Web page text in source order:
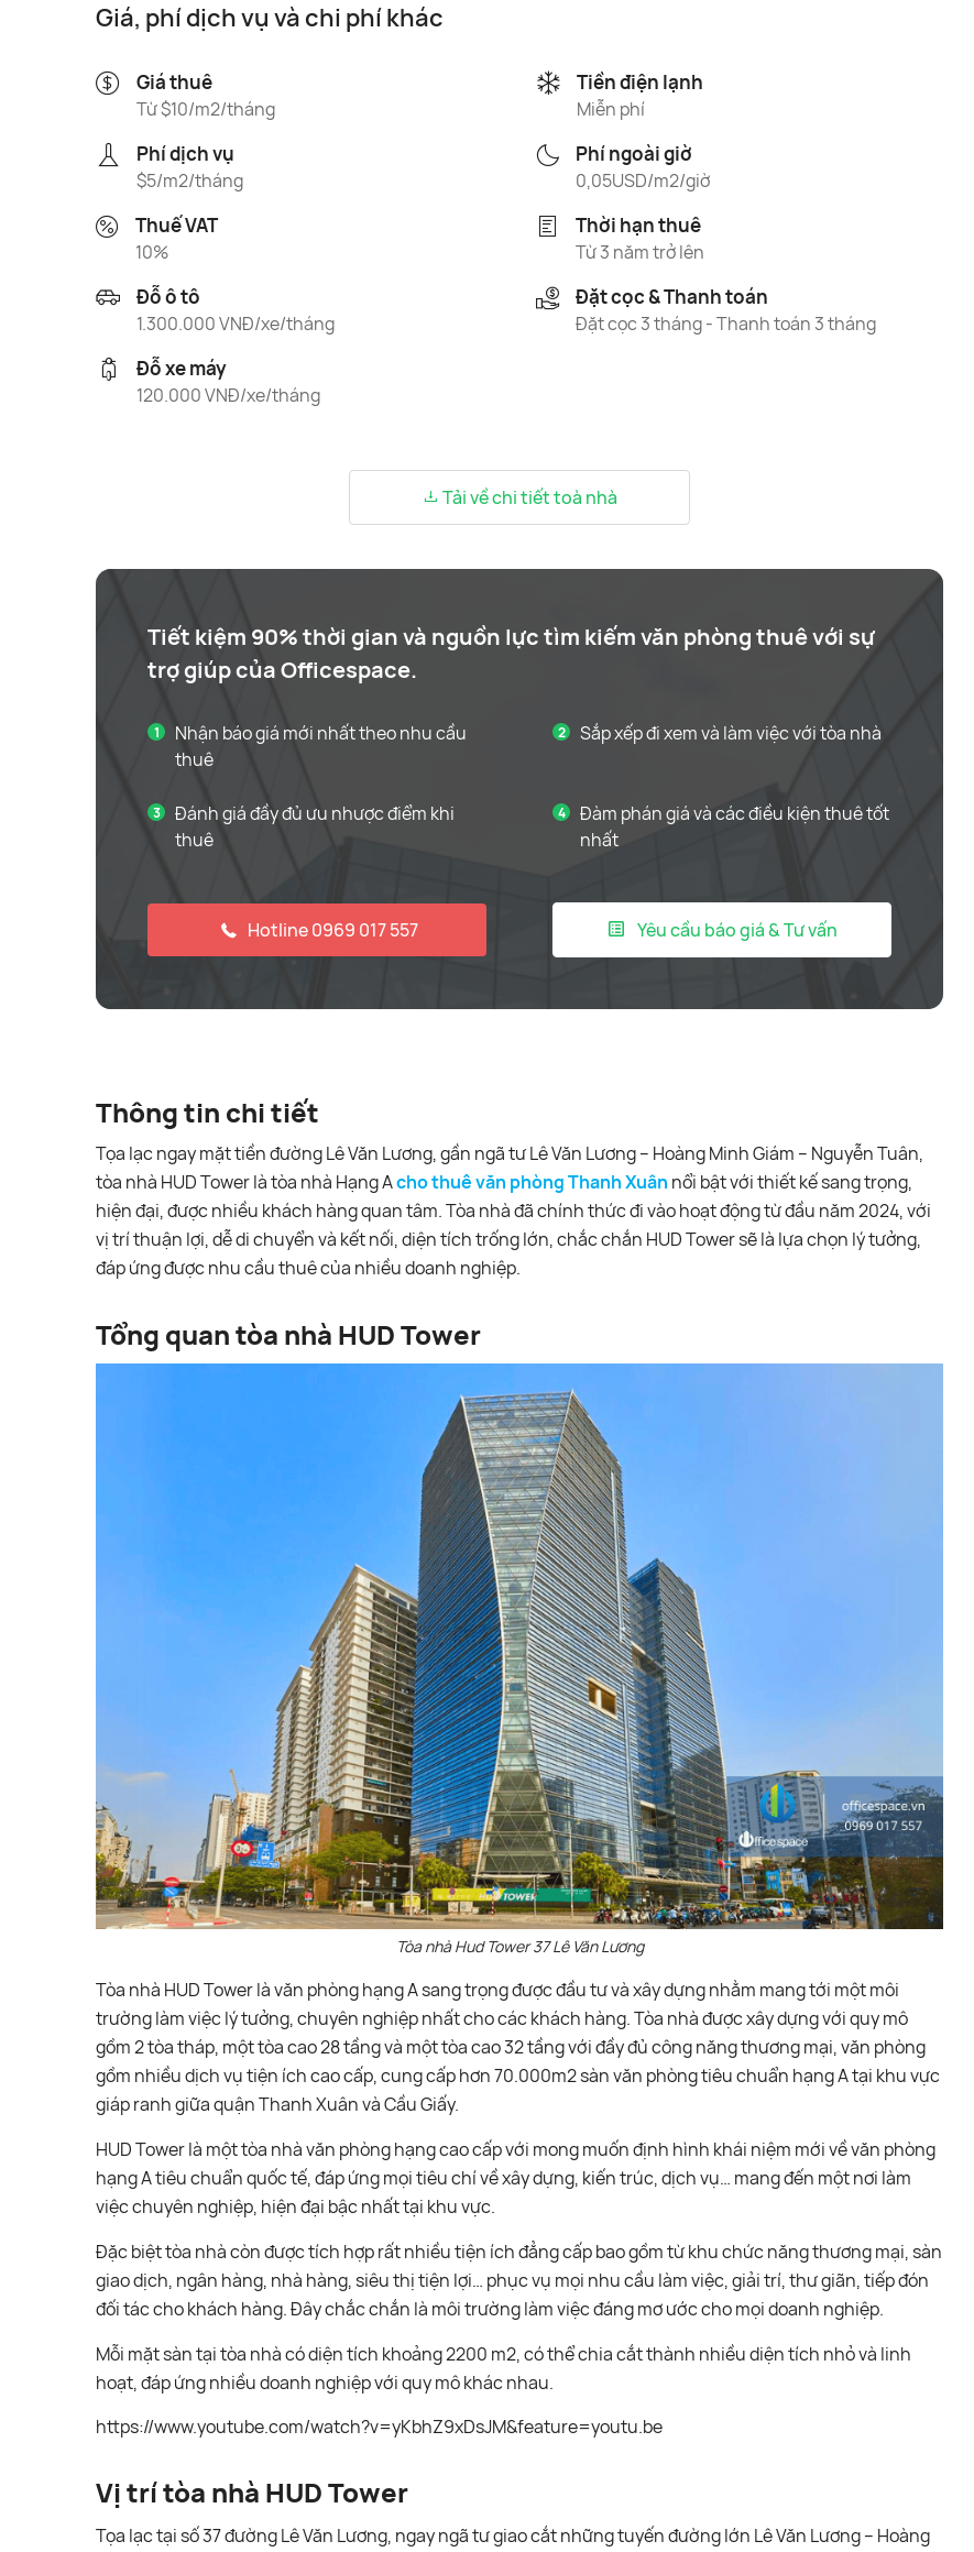
Giá, phí dịch vụ và chi phí khác
Giá thuê
Từ $10/m2/tháng
Tiền điện lạnh
Miễn phí
Phí dịch vụ
$5/m2/tháng
Phí ngoài giờ
0,05USD/m2/giờ
Thuế VAT
10%
Thời hạn thuê
Từ 3 năm trở lên
Đỗ ô tô
1.300.000 VNĐ/xe/tháng
Đặt cọc & Thanh toán
Đặt cọc 3 tháng - Thanh toán 3 tháng
Đỗ xe máy
120.000 VNĐ/xe/tháng
Tải về chi tiết toà nhà
Tiết kiệm 90% thời gian và nguồn lực tìm kiếm văn phòng thuê với sự
trợ giúp của Officespace.
Nhận báo giá mới nhất theo nhu cầu
thuê
Sắp xếp đi xem và làm việc với tòa nhà
Đánh giá đầy đủ ưu nhược điểm khi
thuê
Đàm phán giá và các điều kiện thuê tốt
nhất
Hotline 0969 017 557 Yêu cầu báo giá & Tư vấn
Thông tin chi tiết
Tọa lạc ngay mặt tiền đường Lê Văn Lương, gần ngã tư Lê Văn Lương – Hoàng Minh Giám – Nguyễn Tuân,
tòa nhà HUD Tower là tòa nhà Hạng Acho thuê văn phòng Thanh Xuân nổi bật với thiết kế sang trọng,
hiện đại, được nhiều khách hàng quan tâm. Tòa nhà đã chính thức đi vào hoạt động từ đầu năm 2024, với
vị trí thuận lợi, dễ di chuyển và kết nối, diện tích trống lớn, chắc chắn HUD Tower sẽ là lựa chọn lý tưởng,
đáp ứng được nhu cầu thuê của nhiều doanh nghiệp.
Tổng quan tòa nhà HUD Tower
Tòa nhà Hud Tower 37 Lê Văn Lương
Tòa nhà HUD Tower là văn phòng hạng A sang trọng được đầu tư và xây dựng nhằm mang tới một môi
trường làm việc lý tưởng, chuyên nghiệp nhất cho các khách hàng. Tòa nhà được xây dựng với quy mô
gồm 2 tòa tháp, một tòa cao 28 tầng và một tòa cao 32 tầng với đầy đủ công năng thương mại, văn phòng
gồm nhiều dịch vụ tiện ích cao cấp, cung cấp hơn 70.000m2 sàn văn phòng tiêu chuẩn hạng A tại khu vực
giáp ranh giữa quận Thanh Xuân và Cầu Giấy.
HUD Tower là một tòa nhà văn phòng hạng cao cấp với mong muốn định hình khái niệm mới về văn phòng
hạng A tiêu chuẩn quốc tế, đáp ứng mọi tiêu chí về xây dựng, kiến trúc, dịch vụ… mang đến một nơi làm
việc chuyên nghiệp, hiện đại bậc nhất tại khu vực.
Đặc biệt tòa nhà còn được tích hợp rất nhiều tiện ích đẳng cấp bao gồm từ khu chức năng thương mại, sàn
giao dịch, ngân hàng, nhà hàng, siêu thị tiện lợi… phục vụ mọi nhu cầu làm việc, giải trí, thư giãn, tiếp đón
đối tác cho khách hàng. Đây chắc chắn là môi trường làm việc đáng mơ ước cho mọi doanh nghiệp.
Mỗi mặt sàn tại tòa nhà có diện tích khoảng 2200 m2, có thể chia cắt thành nhiều diện tích nhỏ và linh
hoạt, đáp ứng nhiều doanh nghiệp với quy mô khác nhau.
https://www.youtube.com/watch?v=yKbhZ9xDsJM&feature=youtu.be
Vị trí tòa nhà HUD Tower
Tọa lạc tại số 37 đường Lê Văn Lương, ngay ngã tư giao cắt những tuyến đường lớn Lê Văn Lương – Hoàng